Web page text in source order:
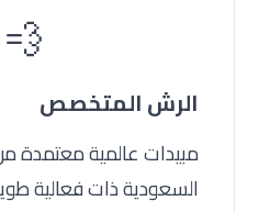
💨
الرش المتخصص
مبيدات عالمية معتمدة
السعودية ذات فعالية